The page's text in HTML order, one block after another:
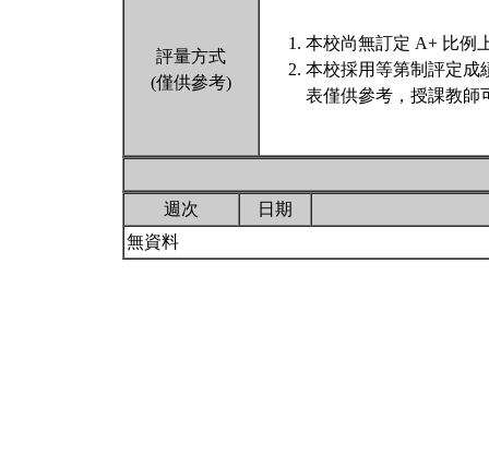
評量方式
(僅供參考)
本校尚無訂定 A+ 比例
本校採用等第制評定成
表僅供參考，授課教師
週次
日期
無資料